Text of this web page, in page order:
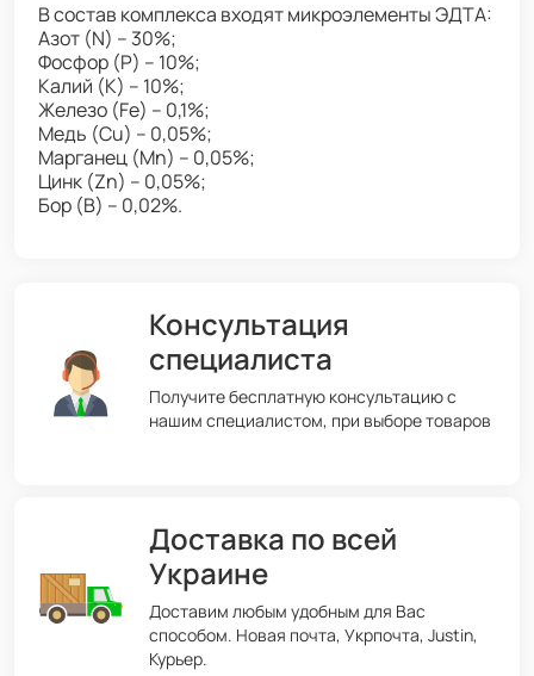
В состав комплекса входят микроэлементы ЭДТА:
Азот (N) – 30%;
Фосфор (P) – 10%;
Калий (K) – 10%;
Железо (Fe) – 0,1%;
Медь (Cu) – 0,05%;
Марганец (Mn) – 0,05%;
Цинк (Zn) – 0,05%;
Бор (B) – 0,02%.
Консультация
специалиста
Получите бесплатную консультацию с
нашим специалистом, при выборе товаров
Доставка по всей
Украине
Доставим любым удобным для Вас
способом. Новая почта, Укрпочта, Justin,
Курьер.